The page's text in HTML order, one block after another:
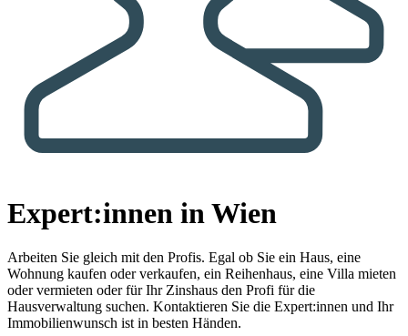
Expert:innen in Wien
Arbeiten Sie gleich mit den Profis. Egal ob Sie ein Haus, eine
Wohnung kaufen oder verkaufen, ein Reihenhaus, eine Villa mieten
oder vermieten oder für Ihr Zinshaus den Profi für die
Hausverwaltung suchen. Kontaktieren Sie die Expert:innen und Ihr
Immobilienwunsch ist in besten Händen.